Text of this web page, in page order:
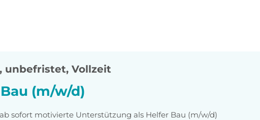
, unbefristet, Vollzeit
(m/w/d)
sofort motivierte Unterstützung als Helfer Bau (m/w/d)